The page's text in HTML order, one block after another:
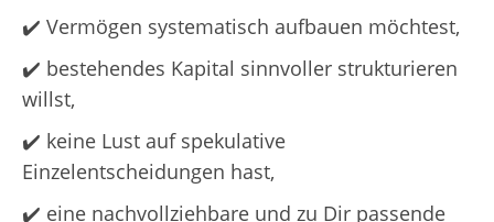
✔️ Vermögen systematisch aufbauen möchtest,
✔️ bestehendes Kapital sinnvoller strukturieren
willst,
✔️ keine Lust auf spekulative
Einzelentscheidungen hast,
✔️ eine nachvollziehbare und zu Dir passende